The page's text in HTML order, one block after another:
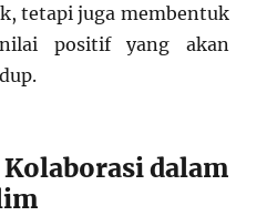
tetapi juga membentuk
positif yang akan
dalam